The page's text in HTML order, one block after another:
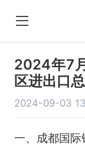
2024年7
区进出口
2024-09-03
一、成都国